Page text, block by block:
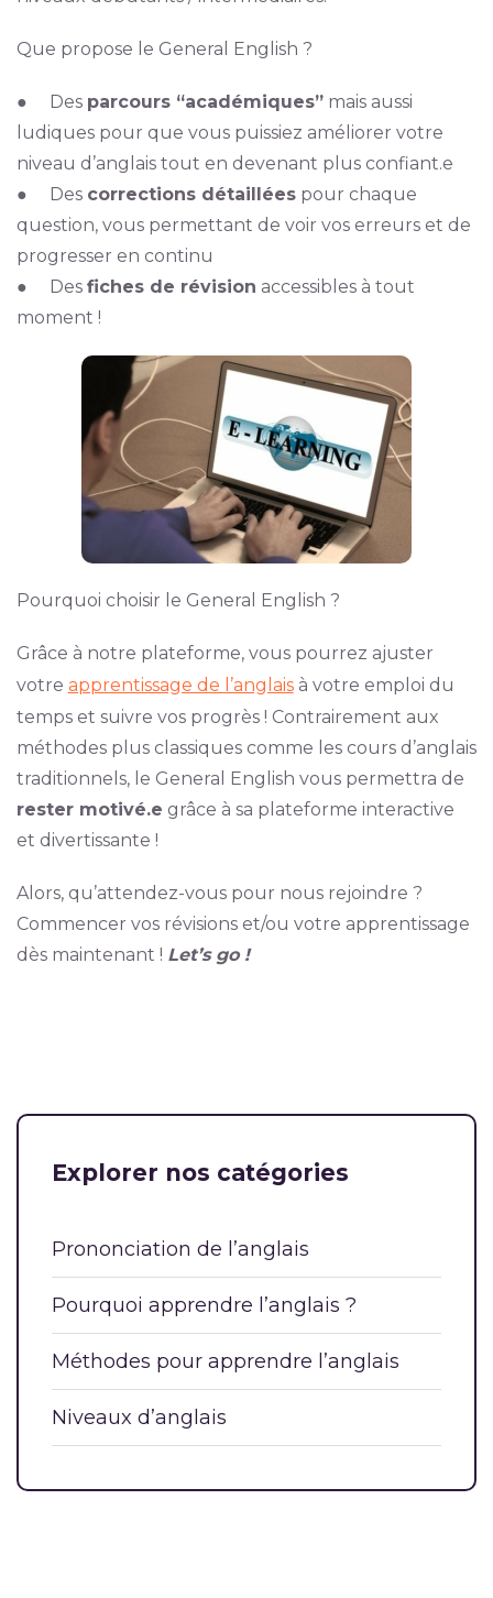
Que propose le General English ?
● Des parcours “académiques”mais aussi
ludiques pour que vous puissiez améliorer votre
niveau d’anglais tout en devenant plus confiant.e
● Des corrections détailléespour chaque
question, vous permettant de voir vos erreurs et de
progresser en continu
● Des fiches de révision accessibles à tout
moment !
Pourquoi choisir le General English ?
Grâce à notre plateforme, vous pourrez ajuster
votre apprentissage de l’anglaisà votre emploi du
temps et suivre vos progrès ! Contrairement aux
méthodes plus classiques comme les cours d’anglais
traditionnels, le General English vous permettra de
rester motivé.e grâce à sa plateforme interactive
et divertissante !
Alors, qu’attendez-vous pour nous rejoindre ?
Commencer vos révisions et/ou votre apprentissage
dès maintenant ! Let’s go !
Explorer nos catégories
Prononciation de l’anglais
Pourquoi apprendre l’anglais ?
Méthodes pour apprendre l’anglais
Niveaux d’anglais